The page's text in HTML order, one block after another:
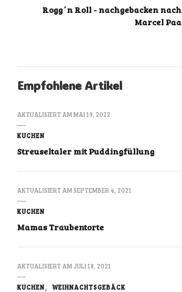
Rogg´n Roll - nachgebacken nach
Marcel Paa
Empfohlene Artikel
AKTUALISIERT AM MAI 19, 2022
KUCHEN
Streuseltaler mit Puddingfüllung
AKTUALISIERT AM SEPTEMBER 4, 2021
KUCHEN
Mamas Traubentorte
AKTUALISIERT AM JULI 18, 2021
KUCHEN WEIHNACHTSGEBÄCK